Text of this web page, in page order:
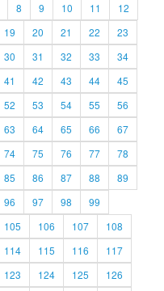
8 9 10 11
12
19 20 21 22
23
30 31 32 33
34
41 42 43 44
45
52 53 54 55
56
63 64 65 66
67
74 75 76 77
78
85 86 87 88
89
96 97 98
99
105 106 107
108
114 115 116
117
123 124 125
126